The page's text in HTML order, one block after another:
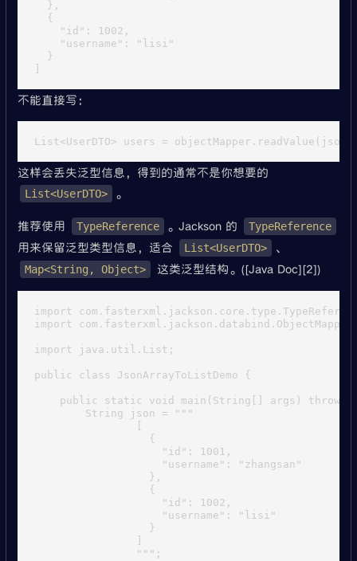
  },
  {
    "id": 1002,
    "username": "lisi"
  }
不能直接写：
这样会丢失泛型信息，得到的通常不是你想要的
List<UserDTO> 。
推荐使用 TypeReference 。Jackson 的 TypeReference
用来保留泛型类型信息，适合 List<UserDTO> 、
Map<String, Object> 这类泛型结构。([Java Doc][2])
import
import
import java.util.List;
public class JsonArrayToListDemo {
public static void main(String[] args) throws
        String json = """
                [
                  {
                    "id": 1001,
                    "username": "zhangsan"
                  },
                  {
                    "id": 1002,
                    "username": "lisi"
                  }
                ]
                """;